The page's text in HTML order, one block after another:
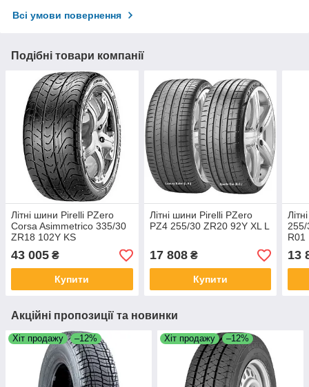
Всі умови повернення
Подібні товари компанії
Літні шини Pirelli PZero
Corsa Asimmetrico 335/30
ZR18 102Y KS
43 005 ₴
Купити
Літні шини Pirelli PZero
PZ4 255/30 ZR20 92Y XL L
17 808₴
Купити
255/
R01
13
Акційні пропозиції та новинки
Хіт продажу –12% Хіт продажу –12%